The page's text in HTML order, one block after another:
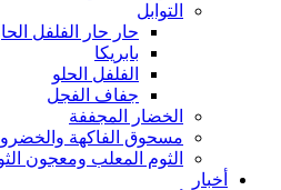
التوابل
حار حار الفلفل
بابريكا
الفلفل الحلو
جفاف الفجل
الخضار المجففة
مسحوق الفاكهة
الثوم المعلب ومعجون
أخبار